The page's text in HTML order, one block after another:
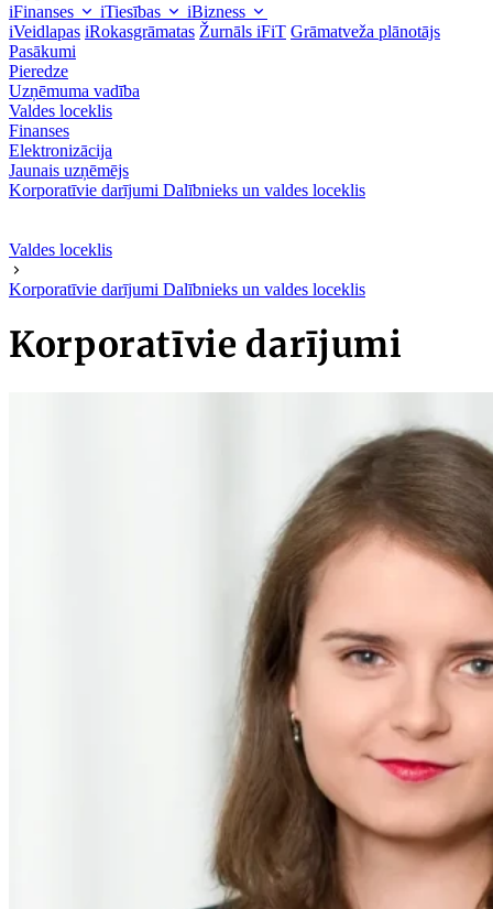
iFinanses iTiesības
iBizness
iVeidlapas iRokasgrāmatas Žurnāls iFiT Grāmatveža plānotājs
Pasākumi
Pieredze
Uzņēmuma vadība
Valdes loceklis
Finanses
Elektronizācija
Jaunais uzņēmējs
Korporatīvie darījumi Dalībnieks un valdes loceklis
Valdes loceklis
Korporatīvie darījumi Dalībnieks un valdes loceklis
Korporatīvie darījumi